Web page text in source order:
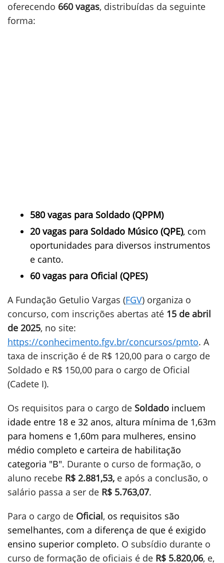
oferecendo 660 vagas, distribuídas da seguinte
forma:
580 vagas para Soldado (QPPM)
20 vagas para Soldado Músico (QPE), com
oportunidades para diversos instrumentos
e canto.
60 vagas para Oficial (QPES)
A Fundação Getulio Vargas (FGV) organiza o
concurso, com inscrições abertas até 15 de abril
de 2025, no site:
https://conhecimento.fgv.br/concursos/pmto. A
taxa de inscrição é de R$ 120,00 para o cargo de
Soldado e R$ 150,00 para o cargo de Oficial
(Cadete I).
Os requisitos para o cargo de Soldado incluem
idade entre 18 e 32 anos, altura mínima de 1,63m
para homens e 1,60m para mulheres, ensino
médio completo e carteira de habilitação
categoria "B". Durante o curso de formação, o
aluno recebe R$ 2.881,53, e após a conclusão, o
salário passa a ser de R$ 5.763,07.
Para o cargo de Oficial, os requisitos são
semelhantes, com a diferença de que é exigido
ensino superior completo. O subsídio durante o
curso de formação de oficiais é de R$ 5.820,06, e,